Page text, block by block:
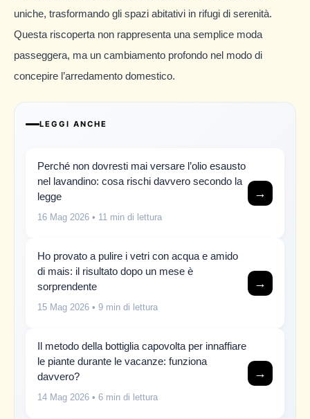
uniche, trasformando gli spazi abitativi in rifugi di serenità.
Questa riscoperta non rappresenta una semplice moda
passeggera, ma un cambiamento profondo nel modo di
concepire l’arredamento domestico.
LEGGI ANCHE
Perché non dovresti mai versare l’olio esausto
nel lavandino: cosa rischi davvero secondo la
legge
16 Mag 2026 • 11 min di lettura
→
Ho provato a pulire i vetri con acqua e amido
di mais: il risultato dopo un mese è
sorprendente
15 Mag 2026 • 9 min di lettura
→
Il metodo della bottiglia capovolta per innaffiare
le piante durante le vacanze: funziona
davvero?
14 Mag 2026 • 6 min di lettura
→